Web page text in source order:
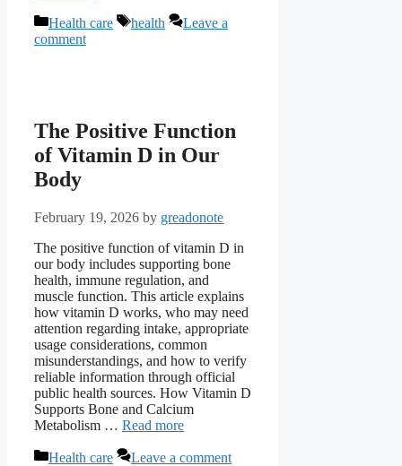
Categories
Health care Tags
health
Leave a
comment
The Positive Function
of Vitamin D in Our
Body
February 19, 2026 by greadonote
The positive function of vitamin D in
our body includes supporting bone
health, immune regulation, and
muscle function. This article explains
how vitamin D works, who may need
attention regarding intake, appropriate
usage considerations, common
misunderstandings, and how to verify
reliable information through official
public health sources. How Vitamin D
Supports Bone and Calcium
Metabolism … Read more
Categories
Health care Leave a comment